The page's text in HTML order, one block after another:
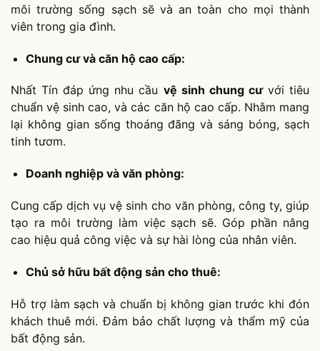
môi trường sống sạch sẽ và an toàn cho mọi thành
viên trong gia đình.
Chung cư và căn hộ cao cấp:
Nhất Tín đáp ứng nhu cầu vệ sinh chung cưvới tiêu
chuẩn vệ sinh cao, và các căn hộ cao cấp. Nhằm mang
lại không gian sống thoáng đãng và sáng bóng, sạch
tinh tươm.
Doanh nghiệp và văn phòng:
Cung cấp dịch vụ vệ sinh cho văn phòng, công ty, giúp
tạo ra môi trường làm việc sạch sẽ. Góp phần nâng
cao hiệu quả công việc và sự hài lòng của nhân viên.
Chủ sở hữu bất động sản cho thuê:
Hỗ trợ làm sạch và chuẩn bị không gian trước khi đón
khách thuê mới. Đảm bảo chất lượng và thẩm mỹ của
bất động sản.